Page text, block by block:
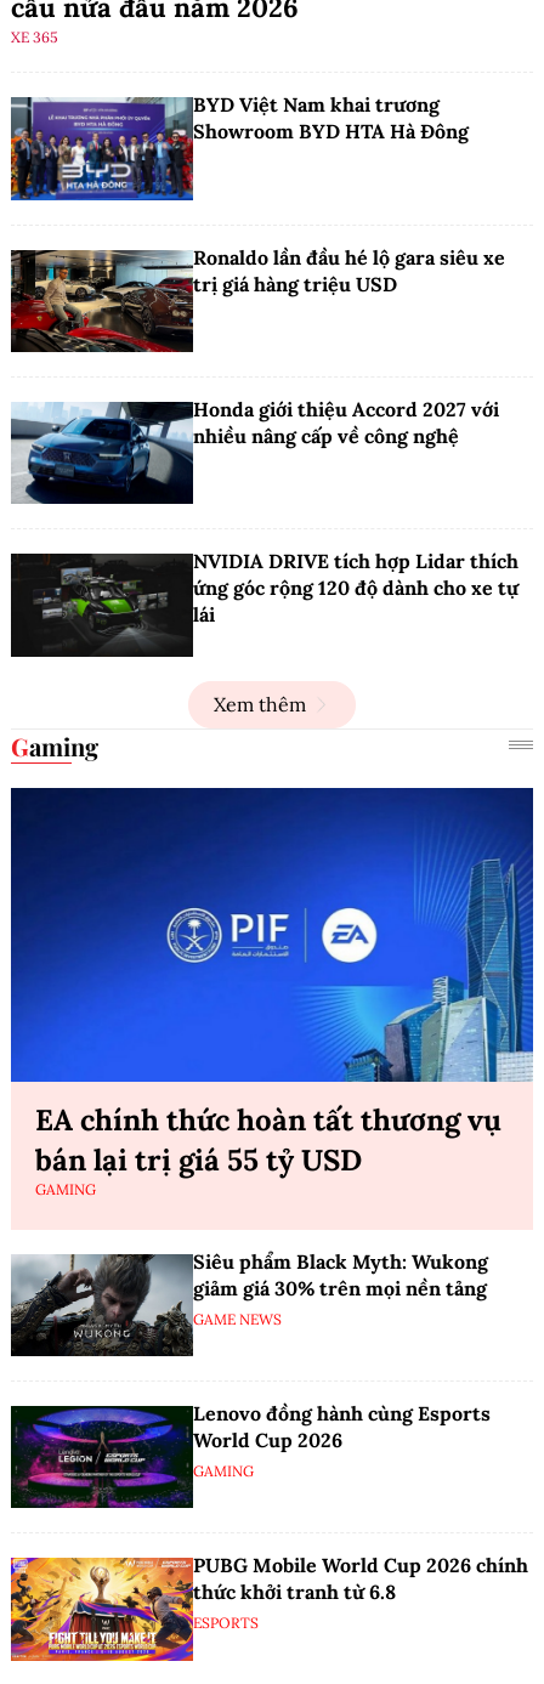
cầu nửa đầu năm 2026
XE 365
BYD Việt Nam khai trương
Showroom BYD HTA Hà Đông
Ronaldo lần đầu hé lộ gara siêu xe
trị giá hàng triệu USD
Honda giới thiệu Accord 2027 với
nhiều nâng cấp về công nghệ
NVIDIA DRIVE tích hợp Lidar thích
ứng góc rộng 120 độ dành cho xe tự
lái
Xem thêm
Gaming
EA chính thức hoàn tất thương vụ
bán lại trị giá 55 tỷ USD
GAMING
Siêu phẩm Black Myth: Wukong
giảm giá 30% trên mọi nền tảng
GAME NEWS
Lenovo đồng hành cùng Esports
World Cup 2026
GAMING
PUBG Mobile World Cup 2026 chính
thức khởi tranh từ 6.8
ESPORTS